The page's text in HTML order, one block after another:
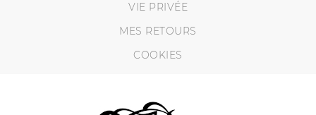
VIE PRIVÉE
MES RETOURS
COOKIES